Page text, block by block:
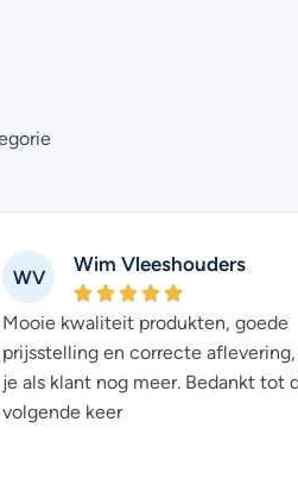
WV
Wim Vleeshouders
Mooie kwaliteit produkten, goede
prijsstelling en correcte
je als klant nog meer. Bedankt tot de
volgende keer